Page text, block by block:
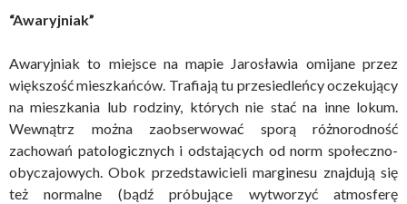
“Awaryjniak”
Awaryjniak to miejsce na mapie Jarosławia omijane przez
większość mieszkańców. Trafiają tu przesiedleńcy oczekujący
na mieszkania lub rodziny, których nie stać na inne lokum.
Wewnątrz można zaobserwować sporą różnorodność
zachowań patologicznych i odstających od norm społeczno-
obyczajowych. Obok przedstawicieli marginesu znajdują się
też normalne (bądź próbujące wytworzyć atmosferę